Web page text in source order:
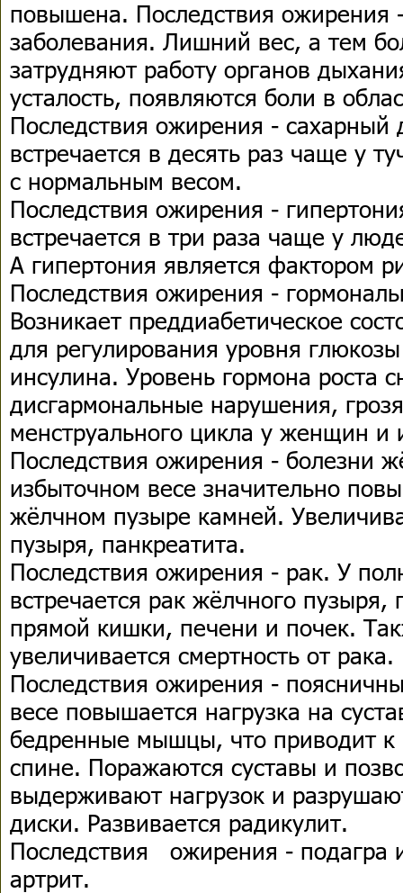
повышена. Последствия ожирения
заболевания. Лишний вес, а тем
затрудняют работу органов
усталость, появляются боли в
Последствия ожирения - сахарный
встречается в десять раз чаще у
с нормальным весом.
Последствия ожирения -
встречается в три раза чаще у
А гипертония является фактором
Последствия ожирения -
Возникает преддиабетическое
для регулирования уровня
инсулина. Уровень гормона роста
дисгармональные нарушения,
менструального цикла у женщин
Последствия ожирения - болезни
избыточном весе значительно
жёлчном пузыре камней.
пузыря, панкреатита.
Последствия ожирения - рак. У
встречается рак жёлчного
прямой кишки, печени и почек.
увеличивается смертность от рака.
Последствия ожирения -
весе повышается нагрузка на
бедренные мышцы, что приводит
спине. Поражаются суставы и
выдерживают нагрузок и
диски. Развивается радикулит.
Последствия ожирения - подагра
артрит.